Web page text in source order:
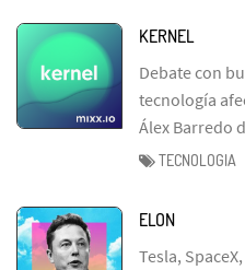
KERNEL
Debate con
tecnología
Álex Barredo
TECNOLOGIA
ELON
Tesla,